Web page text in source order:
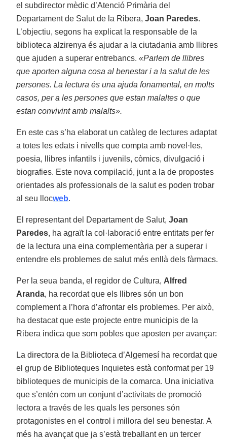
el subdirector mèdic d’Atenció Primària del
Departament de Salut de la Ribera,Joan Paredes.
L’objectiu, segons ha explicat la responsable de la
biblioteca alzirenya és ajudar a la ciutadania amb llibres
que ajuden a superar entrebancs. «Parlem de llibres
que aporten alguna cosa al benestar i a la salut de les
persones. La lectura és una ajuda fonamental, en molts
casos, per a les persones que estan malaltes o que
estan convivint amb malalts».
En este cas s’ha elaborat un catàleg de lectures adaptat
a totes les edats i nivells que compta amb novel·les,
poesia, llibres infantils i juvenils, còmics, divulgació i
biografies. Este nova compilació, junt a la de propostes
orientades als professionals de la salut es poden trobar
al seu llocweb.
El representant del Departament de Salut,Joan
Paredes, ha agraït la col·laboració entre entitats per fer
de la lectura una eina complementària per a superar i
entendre els problemes de salut més enllà dels fàrmacs.
Per la seua banda, el regidor de Cultura, Alfred
Aranda, ha recordat que els llibres són un bon
complement a l’hora d’afrontar els problemes. Per això,
ha destacat que este projecte entre municipis de la
Ribera indica que som pobles que aposten per avançar:
La directora de la Biblioteca d’Algemesí ha recordat que
el grup de Biblioteques Inquietes està conformat per 19
biblioteques de municipis de la comarca. Una iniciativa
que s’entén com un conjunt d’activitats de promoció
lectora a través de les quals les persones són
protagonistes en el control i millora del seu benestar. A
més ha avançat que ja s’està treballant en un tercer